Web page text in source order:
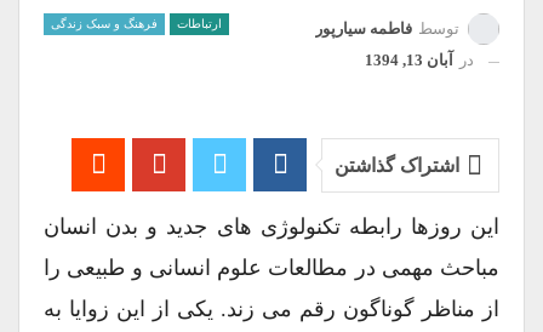
ارتباطات فرهنگ و سبک زندگی توسطفاطمه سیارپور
درآبان 13, 1394
اشتراک گذاشتن
این روزها رابطه تکنولوژی های جدید و بدن انسان
مباحث مهمی در مطالعات علوم انسانی و طبیعی را
از مناظر گوناگون رقم می زند. یکی از این زوایا به